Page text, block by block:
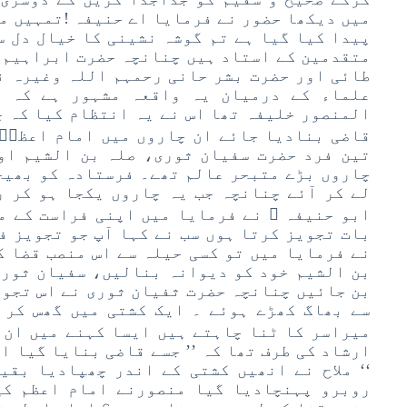
میں دیکھا حضور نے فرمایا اے حنیفہ !تمہیں
پیدا کیا گیا ہے تم گوشہ نشینی کا خیال
متقدمین کے استاد ہیں چنانچہ حضرت
طائی اور حضرت بشر حانی رحمہم اللہ وغیرہ
علماء کے درمیان یہ واقعہ مشہور ہے
المنصور خلیفہ تھا اس نے یہ انتظام کیا
قاضی بنادیا جائے ان چاروں میں امام
تین فرد حضرت سفیان ثوری، صلہ بن الشیم
چاروں بڑے متبحر عالم تھے۔ فرستادہ کو
لے کر آئے چنانچہ جب یہ چاروں یکجا ہو کر
ابو حنیفہ ؒ نے فرمایا میں اپنی فراست کے
بات تجویز کرتا ہوں سب نے کہا آپ جو تجویز
نے فرمایا میں تو کسی حیلہ سے اس منصب قضا
بن الشیم خود کو دیوانہ بنالیں، سفیان
بن جائیں چنانچہ حضرت ثفیان ثوری نے اس
سے بھاگ کھڑے ہوئے ۔ ایک کشتی میں گھس
میراسر کا ٹنا چاہتے ہیں ایسا کہنے میں
ارشاد کی طرف تھا کہ ’’ جسے قاضی بنایا گیا
‘‘ ملاح نے انھیں کشتی کے اندر چھپادیا
روبرو پہنچادیا گیا منصورنے امام اعظم